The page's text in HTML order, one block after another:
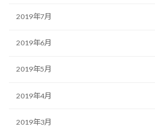
2019年7月
2019年6月
2019年5月
2019年4月
2019年3月